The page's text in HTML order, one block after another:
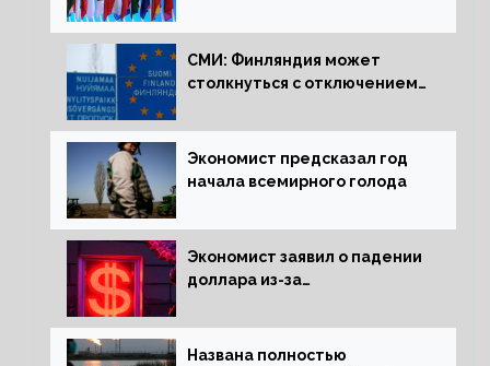
СМИ: Финляндия может
столкнуться с отключением
Экономист предсказал год
начала всемирного голода
Экономист заявил о падении
доллара из-за
Названа полностью